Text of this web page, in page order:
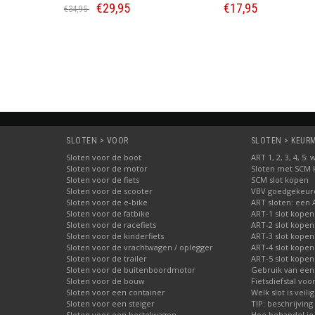
€17,95
SLOTEN > VOOR
Sloten voor de boot
Sloten voor de motor
Sloten voor de fiets
Sloten voor de scooter
Sloten voor de e-bike
Sloten voor de fatbike
Sloten voor de racefiets
Sloten voor de kinderfiets
Sloten voor de vrachtwagen / oplegger
Sloten voor de trailer
Sloten voor de buitenboordmotor
Sloten voor de bouw
Sloten voor een container
Sloten voor een steiger
SLOTEN >
ART 1, 2, 3, 4, 5:
Sloten met
SCM slot kopen
VBV
ART sloten: een
ART-1 slot kopen
ART-2 slot kopen
ART-3 slot kopen
ART-4 slot kopen
ART-5 slot kopen
Gebruik van
Fietsdiefstal
Welk slot is
TIP: